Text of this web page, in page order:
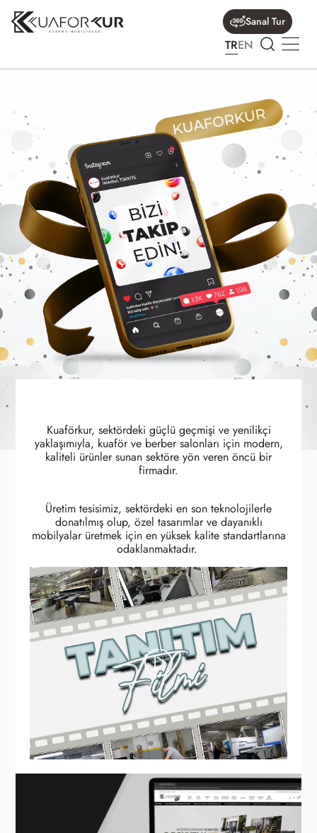
Sanal Tur
TREN
Kuaförkur, sektördeki güçlü geçmişi ve yenilikçi
yaklaşımıyla, kuaför ve berber salonları için modern,
kaliteli ürünler sunan sektöre yön veren öncü bir
firmadır.
Üretim tesisimiz, sektördeki en son teknolojilerle
donatılmış olup, özel tasarımlar ve dayanıklı
mobilyalar üretmek için en yüksek kalite standartlarına
odaklanmaktadır.